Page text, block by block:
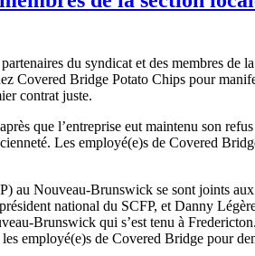
du syndicat et des membres de
Covered Bridge Potato Chips pour
contrat juste.
que l’entreprise eut maintenu son
Les employé(e)s de Covered
au Nouveau-Brunswick se sont joints
national du SCFP, et Danny
Brunswick qui s’est tenu à
de Covered Bridge pour